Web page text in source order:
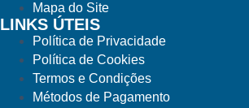
Mapa do Site
LINKS ÚTEIS
Política de Privacidade
Política de Cookies
Termos e Condições
Métodos de Pagamento